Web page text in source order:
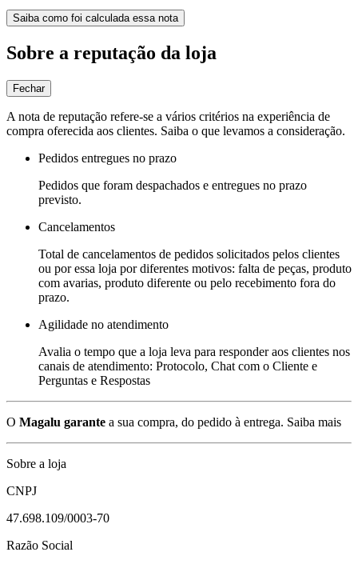
Saiba como foi calculada essa nota
Sobre a reputação da loja
Fechar
A nota de reputação refere-se a vários critérios na experiência de
compra oferecida aos clientes. Saiba o que levamos a consideração.
Pedidos entregues no prazo
Pedidos que foram despachados e entregues no prazo
previsto.
Cancelamentos
Total de cancelamentos de pedidos solicitados pelos clientes
ou por essa loja por diferentes motivos: falta de peças, produto
com avarias, produto diferente ou pelo recebimento fora do
prazo.
Agilidade no atendimento
Avalia o tempo que a loja leva para responder aos clientes nos
canais de atendimento: Protocolo, Chat com o Cliente e
Perguntas e Respostas
O Magalu garante a sua compra, do pedido à entrega. Saiba mais
Sobre a loja
CNPJ
47.698.109/0003-70
Razão Social